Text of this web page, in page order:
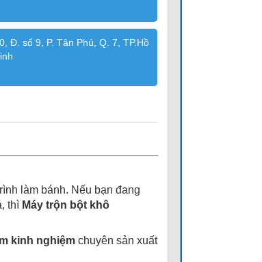
Đ. số 9, P. Tân Phú, Q. 7, TP.Hồ
làm bánh. Nếu bạn đang
thì Máy trộn bột khô
kinh nghiệm chuyên sản xuất